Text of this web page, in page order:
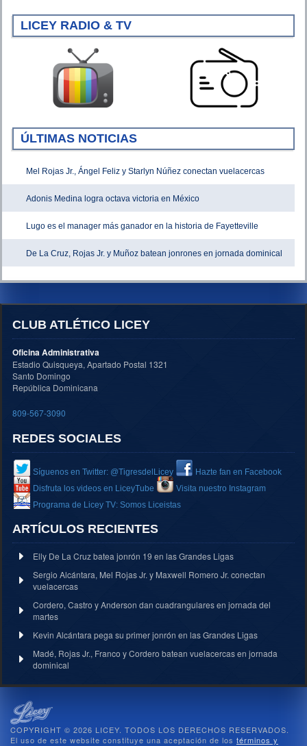
LICEY RADIO & TV
ÚLTIMAS NOTICIAS
Mel Rojas Jr., Ángel Feliz y Starlyn Núñez conectan vuelacercas
Adonis Medina logra octava victoria en México
Lugo es el manager más ganador en la historia de Fayetteville
De La Cruz, Rojas Jr. y Muñoz batean jonrones en jornada dominical
CLUB ATLÉTICO LICEY
Oficina Administrativa
Estadio Quisqueya, Apartado Postal 1321
Santo Domingo
República Dominicana
809-567-3090
REDES SOCIALES
Síguenos en Twitter: @TigresdelLicey
Hazte fan en Facebook
Disfruta los videos en LiceyTube
Visita nuestro Instagram
Programa de Licey TV: Somos Liceistas
ARTÍCULOS RECIENTES
Elly De La Cruz batea jonrón 19 en las Grandes Ligas
Sergio Alcántara, Mel Rojas Jr. y Maxwell Romero Jr. conectan
vuelacercas
Cordero, Castro y Anderson dan cuadrangulares en jornada del
martes
Kevin Alcántara pega su primer jonrón en las Grandes Ligas
Madé, Rojas Jr., Franco y Cordero batean vuelacercas en jornada
dominical
COPYRIGHT © 2026 LICEY. TODOS LOS DERECHOS RESERVADOS.
El uso de este website constituye una aceptación de los términos y